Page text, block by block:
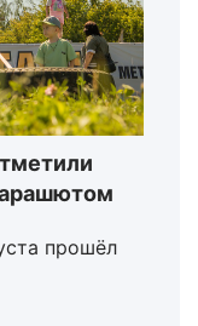
прошёл